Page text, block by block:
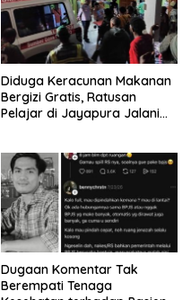
Diduga Keracunan Makanan
Bergizi Gratis, Ratusan
Pelajar di Jayapura Jalani
Dugaan Komentar Tak
Berempati Tenaga